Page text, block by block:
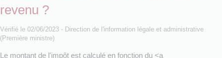
revenu ?
Vérifié le 02/06/2023 - Direction de l'information légale et administrative
(Première ministre)
Le montant de l'impôt est calculé en fonction du <a